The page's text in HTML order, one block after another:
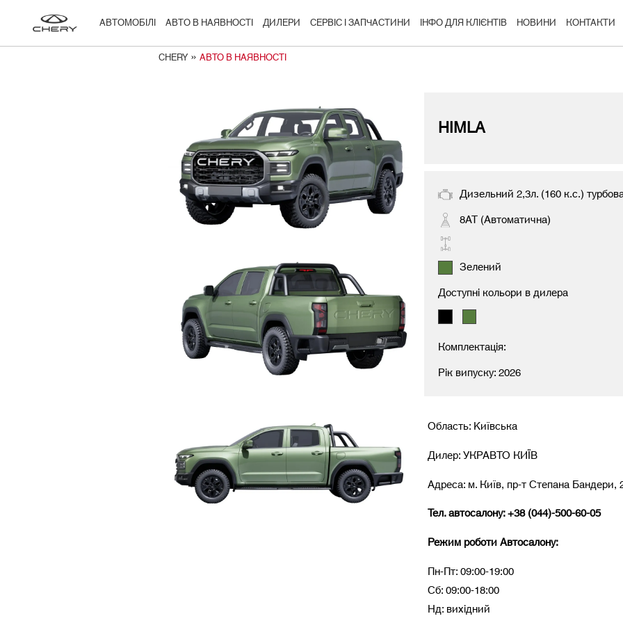
АВТОМОБІЛІ АВТО В НАЯВНОСТІ ДИЛЕРИ СЕРВІС І ЗАПЧАСТИНИ ІНФО ДЛЯ КЛІЄНТІВ НОВИНИ КОНТАКТИ
CHERY»АВТО В НАЯВНОСТІ
HIMLA
Дизельний 2,3л. (160 к.с.)
8AT (Автоматична)
Зелений
Доступні кольори в дилера
Комплектація:
Рік випуску: 2026
Область: Kиївська
Дилер: УКРАВТО КИЇВ
Адреса: м. Київ, пр-т Степана Бандери,
Тел. автосалону: +38 (044)-500-60-05
Режим роботи Автосалону:
Пн-Пт: 09:00-19:00
Сб: 09:00-18:00
Нд: вихідний